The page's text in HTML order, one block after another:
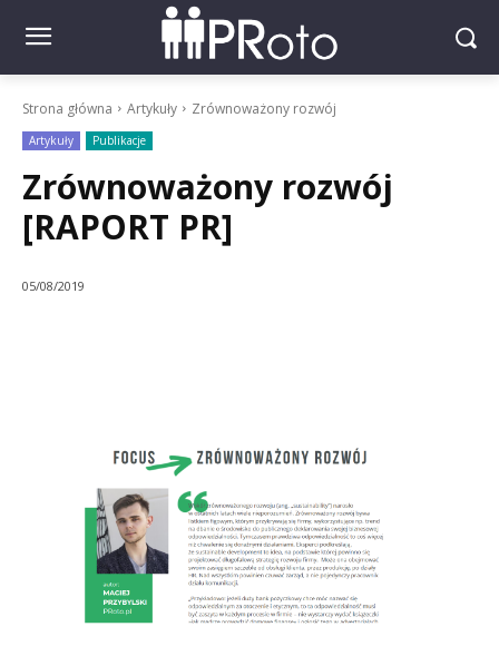
Strona główna Artykuły Zrównoważony rozwój
Artykuły Publikacje
Zrównoważony rozwój
[RAPORT PR]
05/08/2019